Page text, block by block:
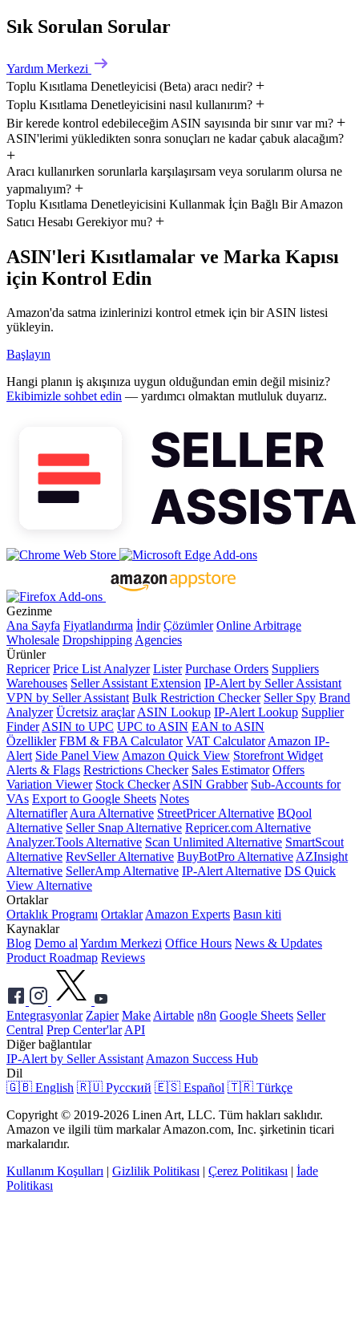
Sık Sorulan Sorular
Yardım Merkezi
Toplu Kısıtlama Denetleyicisi (Beta) aracı nedir?
Toplu Kısıtlama Denetleyicisini nasıl kullanırım?
Bir kerede kontrol edebileceğim ASIN sayısında bir sınır var mı?
ASIN'lerimi yükledikten sonra sonuçları ne kadar çabuk alacağım?
Aracı kullanırken sorunlarla karşılaşırsam veya sorularım olursa ne
yapmalıyım?
Toplu Kısıtlama Denetleyicisini Kullanmak İçin Bağlı Bir Amazon
Satıcı Hesabı Gerekiyor mu?
ASIN'leri Kısıtlamalar ve Marka Kapısı
için Kontrol Edin
Amazon'da satma izinlerinizi kontrol etmek için bir ASIN listesi
yükleyin.
Başlayın
Hangi planın iş akışınıza uygun olduğundan emin değil misiniz?
Ekibimizle sohbet edin — yardımcı olmaktan mutluluk duyarız.
Gezinme
Ana Sayfa Fiyatlandırma İndir Çözümler Online Arbitrage
Wholesale Dropshipping Agencies
Ürünler
Repricer Price List Analyzer Lister Purchase Orders Suppliers
Warehouses Seller Assistant Extension IP-Alert by Seller Assistant
VPN by Seller Assistant Bulk Restriction Checker Seller Spy Brand
Analyzer Ücretsiz araçlar ASIN Lookup IP-Alert Lookup Supplier
Finder ASIN to UPC UPC to ASIN EAN to ASIN
Özellikler FBM & FBA Calculator VAT Calculator Amazon IP-
Alert Side Panel View Amazon Quick View Storefront Widget
Alerts & Flags Restrictions Checker Sales Estimator Offers
Variation Viewer Stock Checker ASIN Grabber Sub-Accounts for
VAs Export to Google Sheets Notes
Alternatifler Aura Alternative StreetPricer Alternative BQool
Alternative Seller Snap Alternative Repricer.com Alternative
Analyzer.Tools Alternative Scan Unlimited Alternative SmartScout
Alternative RevSeller Alternative BuyBotPro Alternative AZInsight
Alternative SellerAmp Alternative IP-Alert Alternative DS Quick
View Alternative
Ortaklar
Ortaklık Programı Ortaklar Amazon Experts Basın kiti
Kaynaklar
Blog Demo al Yardım Merkezi Office Hours News & Updates
Product Roadmap Reviews
Entegrasyonlar Zapier Make Airtable n8n Google Sheets Seller
Central Prep Center'lar API
Diğer bağlantılar
IP-Alert by Seller Assistant Amazon Success Hub
Dil
🇬🇧 English 🇷🇺 Русский 🇪🇸 Español 🇹🇷 Türkçe
Copyright © 2019-2026 Linen Art, LLC. Tüm hakları saklıdır.
Amazon ve ilgili tüm markalar Amazon.com, Inc. şirketinin ticari
markalarıdır.
Kullanım Koşulları | Gizlilik Politikası | Çerez Politikası | İade
Politikası